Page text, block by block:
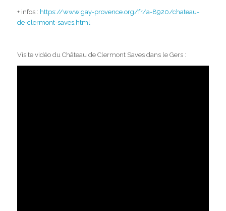
+ infos : https://www.gay-provence.org/fr/a-8920/chateau-
de-clermont-saves.html
Visite vidéo du Château de Clermont Saves dans le Gers :